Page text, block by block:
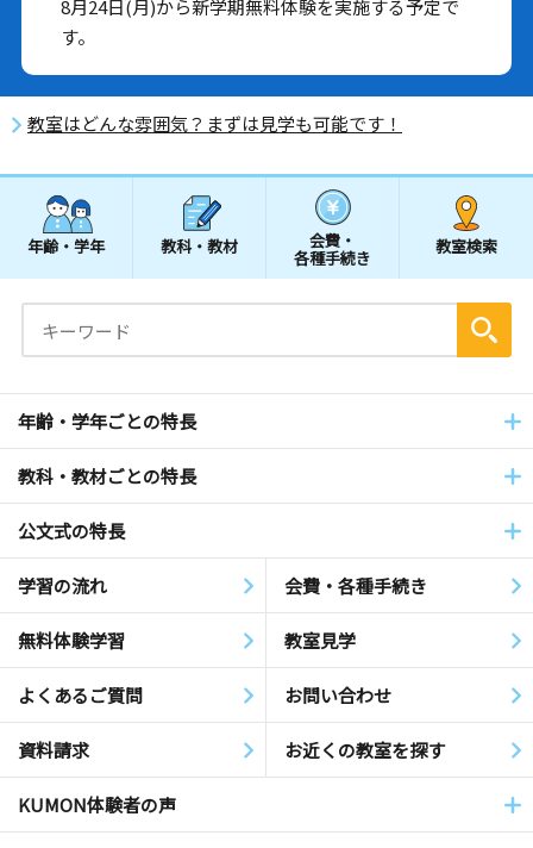
8月24日(月)から新学期無料体験を実施する予定で
す。
教室はどんな雰囲気？まずは見学も可能です！
年齢・学年 教科・教材 会費・
各種手続き
教室検索
年齢・学年ごとの特長
教科・教材ごとの特長
公文式の特長
学習の流れ 会費・各種手続き
無料体験学習 教室見学
よくあるご質問 お問い合わせ
資料請求 お近くの教室を探す
KUMON体験者の声